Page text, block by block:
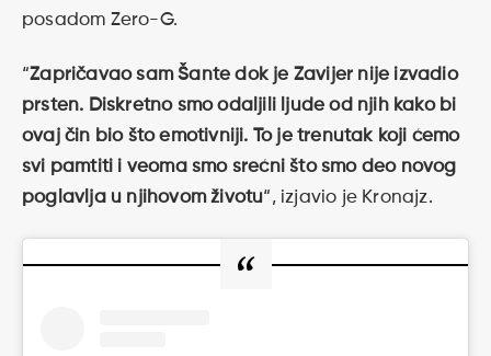
posadom Zero-G.
“Zapričavao sam Šante dok je Zavijer nije izvadio
prsten. Diskretno smo odaljili ljude od njih kako bi
ovaj čin bio što emotivniji. To je trenutak koji ćemo
svi pamtiti i veoma smo srećni što smo deo novog
poglavlja u njihovom životu“, izjavio je Kronajz.